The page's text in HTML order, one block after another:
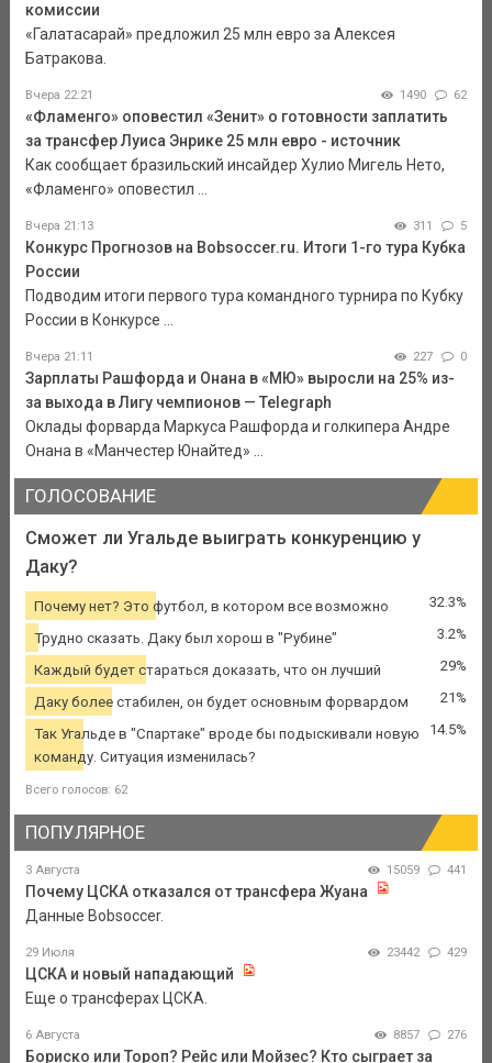
комиссии
«Галатасарай» предложил 25 млн евро за Алексея
Батракова.
Вчера 22:21 1490 62
«Фламенго» оповестил «Зенит» о готовности заплатить
за трансфер Луиса Энрике 25 млн евро - источник
Как сообщает бразильский инсайдер Хулио Мигель Нето,
«Фламенго» оповестил ...
Вчера 21:13 311 5
Конкурс Прогнозов на Bobsoccer.ru. Итоги 1-го тура Кубка
России
Подводим итоги первого тура командного турнира по Кубку
России в Конкурсе ...
Вчера 21:11 227 0
Зарплаты Рашфорда и Онана в «МЮ» выросли на 25% из-
за выхода в Лигу чемпионов — Telegraph
Оклады форварда Маркуса Рашфорда и голкипера Андре
Онана в «Манчестер Юнайтед» ...
ГОЛОСОВАНИЕ
Сможет ли Угальде выиграть конкуренцию у
Даку?
Почему нет? Это футбол, в котором все возможно 32.3%
Трудно сказать. Даку был хорош в "Рубине" 3.2%
Каждый будет стараться доказать, что он лучший 29%
Даку более стабилен, он будет основным форвардом 21%
Так Угальде в "Спартаке" вроде бы подыскивали новую
команду. Ситуация изменилась?
14.5%
Всего голосов: 62
ПОПУЛЯРНОЕ
3 Августа 15059 441
Почему ЦСКА отказался от трансфера Жуана
Данные Bobsoccer.
29 Июля 23442 429
ЦСКА и новый нападающий
Еще о трансферах ЦСКА.
6 Августа 8857 276
Бориско или Тороп? Рейс или Мойзес? Кто сыграет за